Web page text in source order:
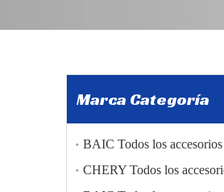
Marca Categoría